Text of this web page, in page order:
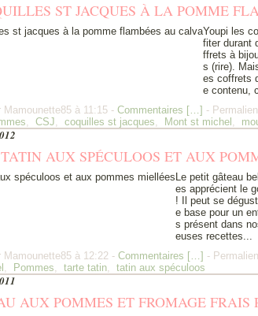
ST JACQUES À LA POMME
Youpi les
fiter durant
ffrets à
s (rire).
es coffrets
e contenu,
Mamounette85 à 11:15 - Commentaires […] -
, CSJ, coquilles st jacques, Mont st michel ,
TATIN AUX SPÉCULOOS ET AUX
Le petit gâteau
es apprécient le
! Il peut se
e base pour un
s présent dans
euses recettes...
Mamounette85 à 12:22 - Commentaires […] -
, Pommes, tarte tatin, tatin aux spéculoos
AUX POMMES ET FROMAGE FRAIS